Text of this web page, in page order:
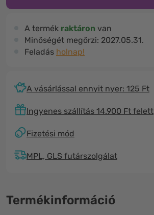
A termék raktáron van
Minőségét megőrzi: 2027.05.31.
Feladás holnap!
A vásárlással ennyit nyer: 125 Ft
Ingyenes szállítás 14.900 Ft felett
Fizetési mód
MPL, GLS futárszolgálat
Termékinformáció